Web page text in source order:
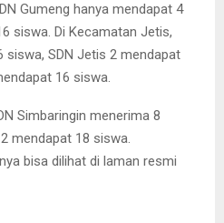
Gumeng hanya mendapat 4
siswa. Di Kecamatan Jetis,
SDN Jetis 2 mendapat
16 siswa.
Simbaringin menerima 8
mendapat 18 siswa.
bisa dilihat di laman resmi